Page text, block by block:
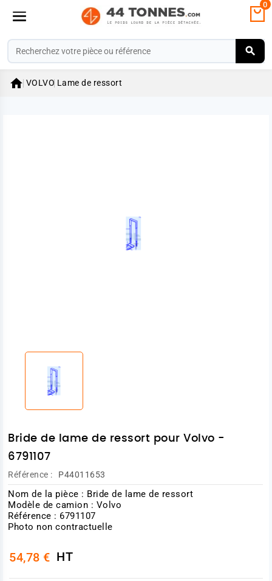
0
 VOLVO Lame de ressort
Bride de lame de ressort pour Volvo -
6791107
Référence : P44011653
Nom de la pièce : Bride de lame de ressort
Modèle de camion : Volvo
Référence : 6791107
Photo non contractuelle
54,78 € HT